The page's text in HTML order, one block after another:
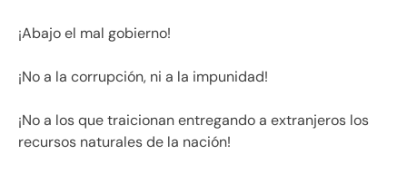
¡Abajo el mal gobierno!
¡No a la corrupción, ni a la impunidad!
¡No a los que traicionan entregando a extranjeros los
recursos naturales de la nación!